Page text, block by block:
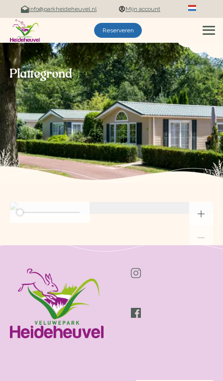
info@parkheideheuvel.nl Mijn account Deutsch
Reserveren
Plattegrond